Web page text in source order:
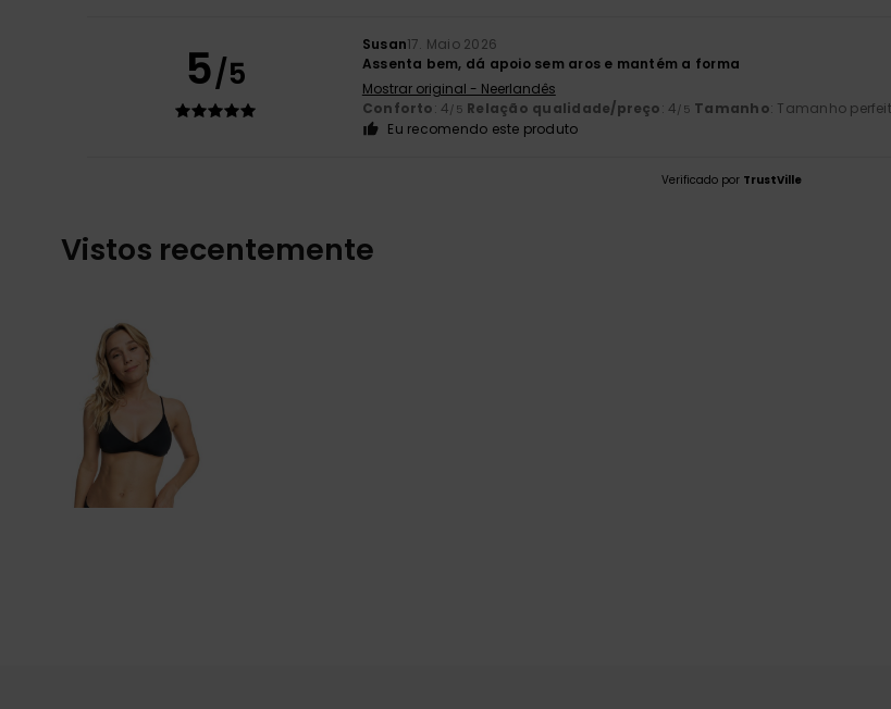
5/5
Susan17. Maio 2026
Assenta bem, dá apoio sem aros e mantém a forma
Mostrar original - Neerlandês
Conforto: 4/5 Relação qualidade/preço: 4/5 Tamanho: Tamanho
Eu recomendo este produto
Verificado por TrustVille
Vistos recentemente